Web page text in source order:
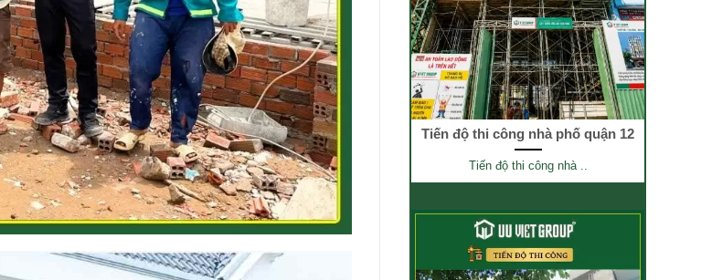
Tiến độ thi công nhà phố quận 12
Tiến độ thi công nhà ..